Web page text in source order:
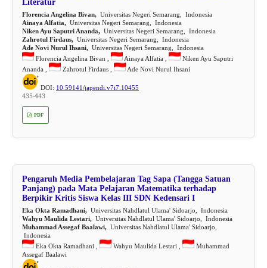
Literatur
Florencia Angelina Bivan,Universitas Negeri Semarang, Indonesia
Ainaya Alfatia,Universitas Negeri Semarang, Indonesia
Niken Ayu Saputri Ananda,Universitas Negeri Semarang, Indonesia
Zahrotul Firdaus,Universitas Negeri Semarang, Indonesia
Ade Novi Nurul Ihsani,Universitas Negeri Semarang, Indonesia
Florencia Angelina Bivan ,
Ainaya Alfatia ,
Niken Ayu Saputri
Ananda ,
Zahrotul Firdaus , Ade Novi Nurul Ihsani
DOI: 10.59141/japendi.v7i7.10455
435-443
PDF
Pengaruh Media Pembelajaran Tag Sapa (Tangga Satuan
Panjang) pada Mata Pelajaran Matematika terhadap
Berpikir Kritis Siswa Kelas III SDN Kedensari I
Eka Okta Ramadhani,Universitas Nahdlatul Ulama' Sidoarjo, Indonesia
Wahyu Maulida Lestari,Universitas Nahdlatul Ulama' Sidoarjo, Indonesia
Muhammad Assegaf Baalawi,Universitas Nahdlatul Ulama' Sidoarjo,
Indonesia
Eka Okta Ramadhani ,
Wahyu Maulida Lestari ,
Muhammad
Assegaf Baalawi